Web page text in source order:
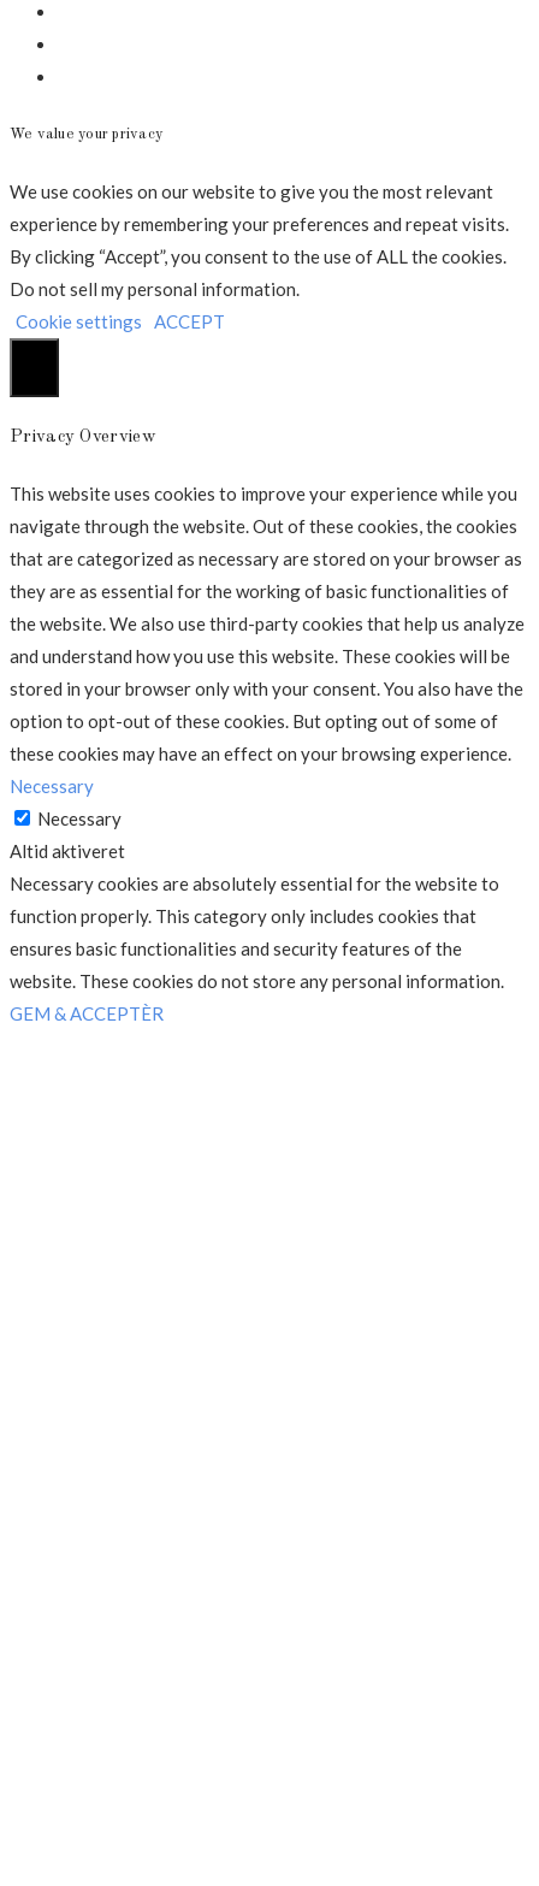
We value your privacy
We use cookies on our website to give you the most relevant
experience by remembering your preferences and repeat visits.
By clicking “Accept”, you consent to the use of ALL the cookies.
Do not sell my personal information.
Cookie settings
ACCEPT
Privacy Overview
This website uses cookies to improve your experience while you
navigate through the website. Out of these cookies, the cookies
that are categorized as necessary are stored on your browser as
they are as essential for the working of basic functionalities of
the website. We also use third-party cookies that help us analyze
and understand how you use this website. These cookies will be
stored in your browser only with your consent. You also have the
option to opt-out of these cookies. But opting out of some of
these cookies may have an effect on your browsing experience.
Necessary
Necessary
Altid aktiveret
Necessary cookies are absolutely essential for the website to
function properly. This category only includes cookies that
ensures basic functionalities and security features of the
website. These cookies do not store any personal information.
GEM & ACCEPTÈR